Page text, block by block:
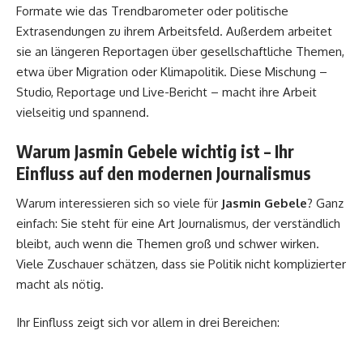
Formate wie das Trendbarometer oder politische
Extrasendungen zu ihrem Arbeitsfeld. Außerdem arbeitet
sie an längeren Reportagen über gesellschaftliche Themen,
etwa über Migration oder Klimapolitik. Diese Mischung –
Studio, Reportage und Live-Bericht – macht ihre Arbeit
vielseitig und spannend.
Warum Jasmin Gebele wichtig ist – Ihr
Einfluss auf den modernen Journalismus
Warum interessieren sich so viele für Jasmin Gebele? Ganz
einfach: Sie steht für eine Art Journalismus, der verständlich
bleibt, auch wenn die Themen groß und schwer wirken.
Viele Zuschauer schätzen, dass sie Politik nicht komplizierter
macht als nötig.
Ihr Einfluss zeigt sich vor allem in drei Bereichen: